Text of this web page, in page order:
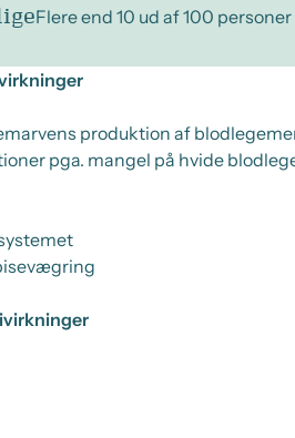
Flere end 10 ud af 100
produktion af
pga. mangel på hvide